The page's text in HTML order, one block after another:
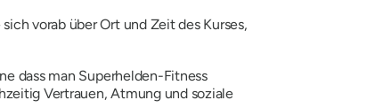
vorab über Ort und Zeit des Kurses,
dass man Superhelden-Fitness
Vertrauen, Atmung und soziale